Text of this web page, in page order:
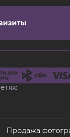
для
Продажа